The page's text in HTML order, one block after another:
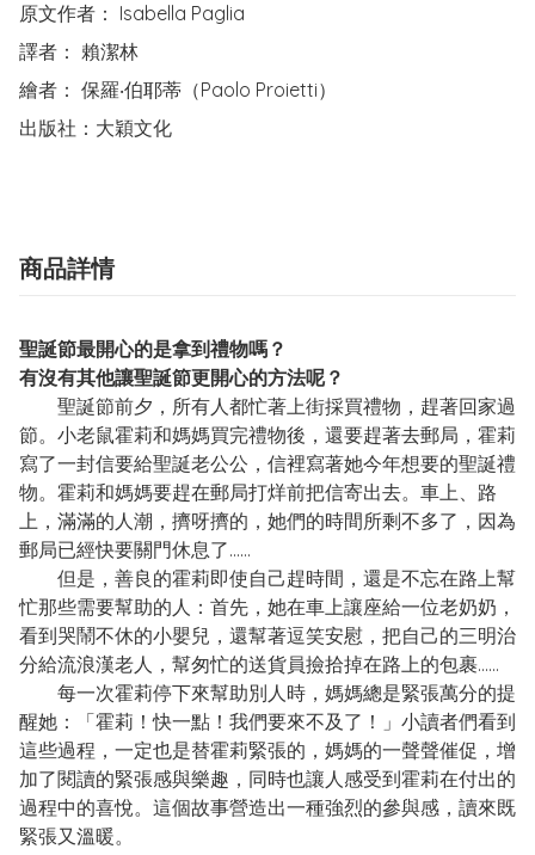
原文作者： Isabella Paglia
譯者： 賴潔林
繪者： 保羅‧伯耶蒂（Paolo Proietti）
出版社：大穎文化
商品詳情
聖誕節最開心的是拿到禮物嗎？
有沒有其他讓聖誕節更開心的方法呢？
聖誕節前夕，所有人都忙著上街採買禮物，趕著回家過
節。小老鼠霍莉和媽媽買完禮物後，還要趕著去郵局，霍莉
寫了一封信要給聖誕老公公，信裡寫著她今年想要的聖誕禮
物。霍莉和媽媽要趕在郵局打烊前把信寄出去。車上、路
上，滿滿的人潮，擠呀擠的，她們的時間所剩不多了，因為
郵局已經快要關門休息了……
但是，善良的霍莉即使自己趕時間，還是不忘在路上幫
忙那些需要幫助的人：首先，她在車上讓座給一位老奶奶，
看到哭鬧不休的小嬰兒，還幫著逗笑安慰，把自己的三明治
分給流浪漢老人，幫匆忙的送貨員撿拾掉在路上的包裹……
每一次霍莉停下來幫助別人時，媽媽總是緊張萬分的提
醒她：「霍莉！快一點！我們要來不及了！」小讀者們看到
這些過程，一定也是替霍莉緊張的，媽媽的一聲聲催促，增
加了閱讀的緊張感與樂趣，同時也讓人感受到霍莉在付出的
過程中的喜悅。這個故事營造出一種強烈的參與感，讀來既
緊張又溫暖。